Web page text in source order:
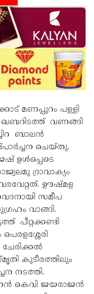
മണപ്പുറം പള്ളി
ഖബറിടത്ത് വണങ്ങി
ബാലൻ
ചെയ്തു.
ഉൾപ്പെടെ
ദ്രാവാക്യം
ഊഷ്മള
സമീപ
വാങ്ങി.
പീറ്റക്കണ്ടി
കുടീരത്തിലും
നടത്തി.
കെവി ജയരാജൻ